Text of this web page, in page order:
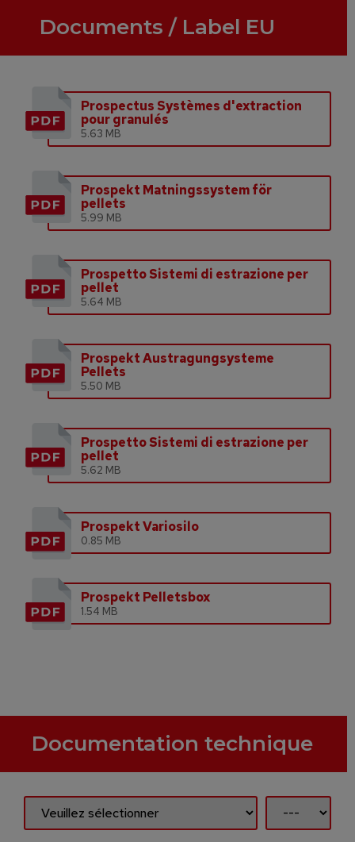
Documents / Label EU
Prospectus Systèmes d'extraction
pour granulés
5.63 MB
Prospekt Matningssystem för
pellets
5.99 MB
Prospetto Sistemi di estrazione per
pellet
5.64 MB
Prospekt Austragungsysteme
Pellets
5.50 MB
Prospetto Sistemi di estrazione per
pellet
5.62 MB
Prospekt Variosilo
0.85 MB
Prospekt Pelletsbox
1.54 MB
Documentation technique